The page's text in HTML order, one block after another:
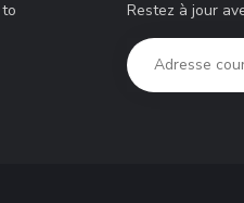
Restez à jour